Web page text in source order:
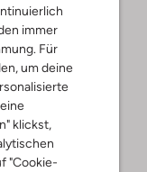
immer
Für
um deine
klickst,
"Cookie-